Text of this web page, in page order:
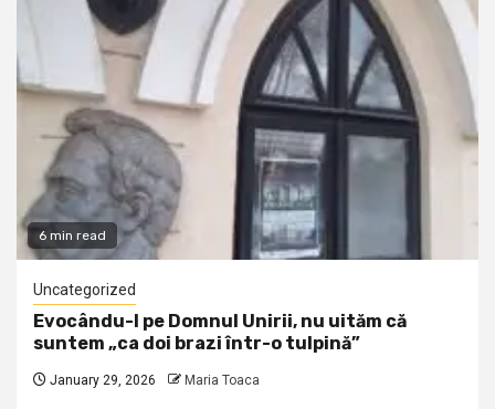
6 min read
Uncategorized
Evocându-l pe Domnul Unirii, nu uităm că
suntem „ca doi brazi într-o tulpină”
January 29, 2026 Maria Toaca